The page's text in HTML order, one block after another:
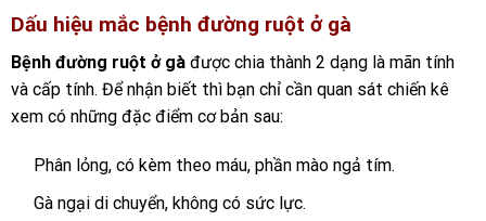
Dấu hiệu mắc bệnh đường ruột ở gà
Bệnh đường ruột ở gà được chia thành 2 dạng là mãn tính
và cấp tính. Để nhận biết thì bạn chỉ cần quan sát chiến kê
xem có những đặc điểm cơ bản sau:
Phân lỏng, có kèm theo máu, phần mào ngả tím.
Gà ngại di chuyển, không có sức lực.